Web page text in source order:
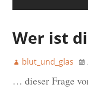
Wer ist
blut_und_glas
… dieser Frage